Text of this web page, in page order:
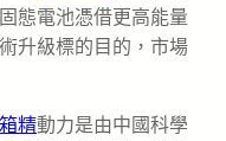
固態電池憑借更高能量
升級標的目的，市場
精動力是由中國科學